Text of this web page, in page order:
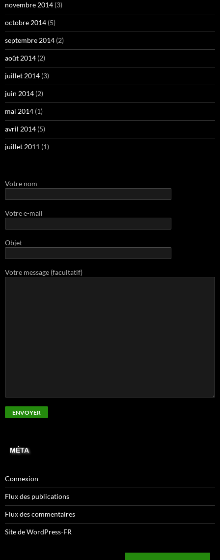
novembre 2014 (3)
octobre 2014 (5)
septembre 2014 (2)
août 2014 (2)
juillet 2014 (3)
juin 2014 (2)
mai 2014 (1)
avril 2014 (5)
juillet 2011 (1)
Votre nom
Votre e-mail
Objet
Votre message (facultatif)
MÉTA
Connexion
Flux des publications
Flux des commentaires
Site de WordPress-FR